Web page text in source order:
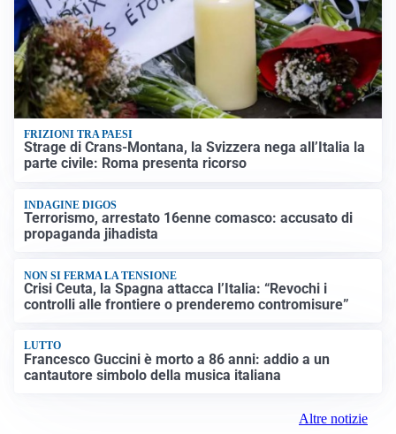
FRIZIONI TRA PAESI
Strage di Crans-Montana, la Svizzera nega all’Italia la
parte civile: Roma presenta ricorso
INDAGINE DIGOS
Terrorismo, arrestato 16enne comasco: accusato di
propaganda jihadista
NON SI FERMA LA TENSIONE
Crisi Ceuta, la Spagna attacca l’Italia: “Revochi i
controlli alle frontiere o prenderemo contromisure”
LUTTO
Francesco Guccini è morto a 86 anni: addio a un
cantautore simbolo della musica italiana
Altre notizie